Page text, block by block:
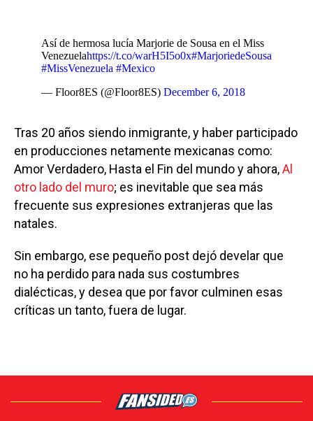
Así de hermosa lucía Marjorie de Sousa en el Miss
Venezuelahttps://t.co/warH5I5o0x#MarjoriedeSousa
#MissVenezuela #Mexico
— Floor8ES (@Floor8ES) December 6, 2018
Tras 20 años siendo inmigrante, y haber participado
en producciones netamente mexicanas como:
Amor Verdadero, Hasta el Fin del mundo y ahora,Al
otro lado del muro; es inevitable que sea más
frecuente sus expresiones extranjeras que las
natales.
Sin embargo, ese pequeño post dejó develar que
no ha perdido para nada sus costumbres
dialécticas, y desea que por favor culminen esas
críticas un tanto, fuera de lugar.